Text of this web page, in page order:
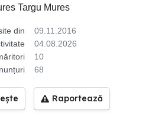
Targu Mures
din
09.11.2016
04.08.2026
10
68
Raportează